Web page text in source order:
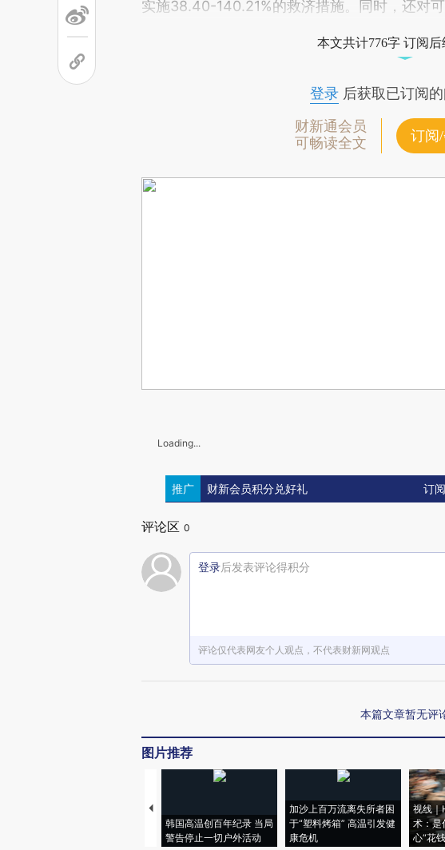
实施38.40-140.21%的救济措施。同时，还对
本文共计776字 订阅
登录后获取已订阅的
财新通会员
可畅读全文
订阅
Loading...
推广 财新会员积分兑好礼 订
评论区 0
登录后发表评论得积分
评论仅代表网友个人观点，不代表财新网观点
本篇文章暂无评
图片推荐
韩国高温创百年纪录 当局
警告停止一切户外活动
加沙上百万流离失所者困
于“塑料烤箱” 高温引发健
康危机
视线｜
术：是
心“花